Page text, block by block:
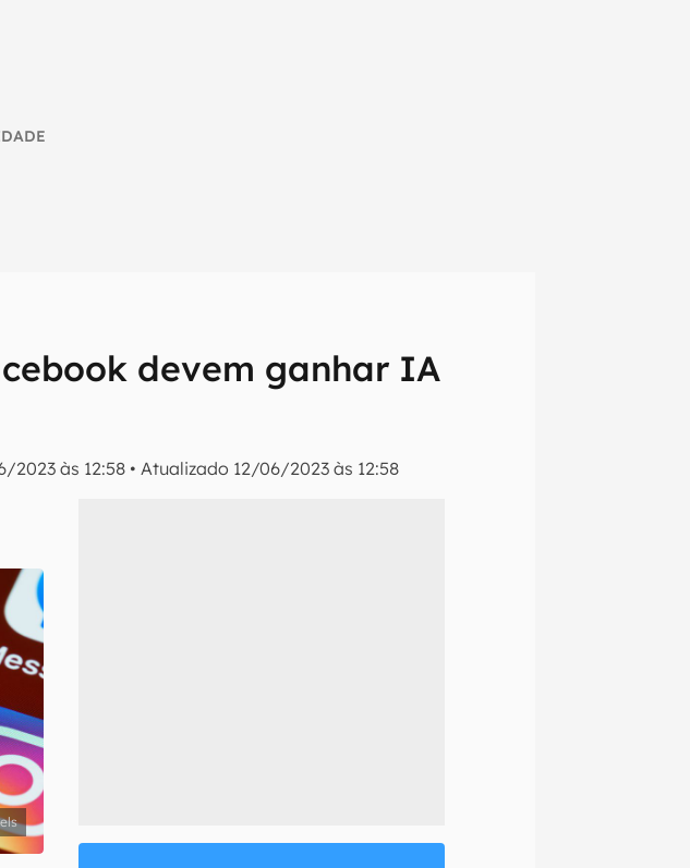
devem ganhar IA
2023 às 12:58 •Atualizado 12/06/2023 às 12:58
sobre tecnologia em primeira
Política de Privacidade do Canaltech.